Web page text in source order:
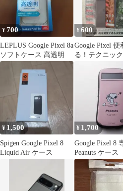
¥700
LEPLUS Google Pixel 8a
ソフトケース 高透明
¥600
Google Pixel 便
る！テクニック
¥ 1,500
Spigen Google Pixel 8
Liquid Air ケース
¥ 1,700
Google Pixel 8
Peanuts ケース